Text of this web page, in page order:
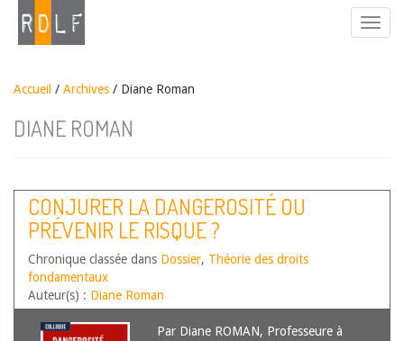
Accueil / Archives / Diane Roman
DIANE ROMAN
CONJURER LA DANGEROSITÉ OU
PRÉVENIR LE RISQUE ?
Chronique classée dans Dossier, Théorie des droits
fondamentaux
Auteur(s) : Diane Roman
Par Diane ROMAN, Professeure à